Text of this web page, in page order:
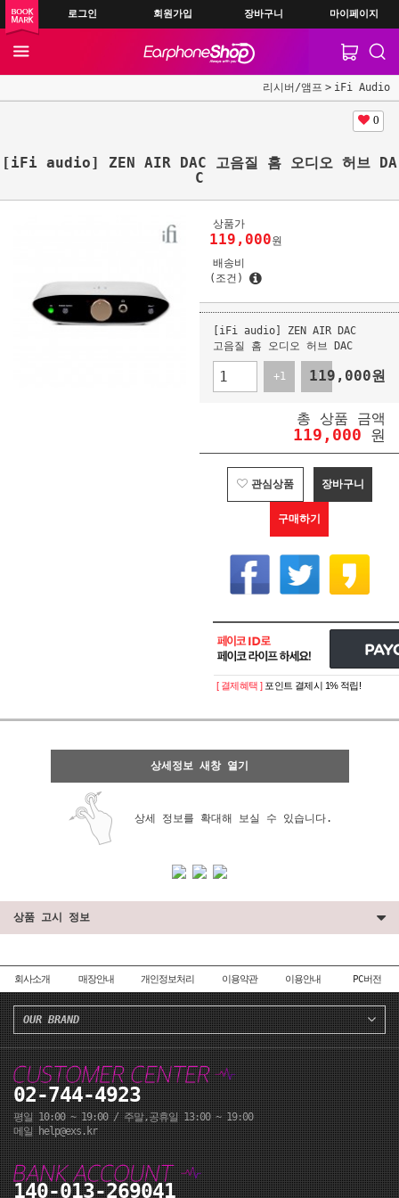
로그인 회원가입 장바구니 마이페이지
리시버/앰프 iFi Audio
0
[iFi audio] ZEN AIR DAC 고음질 홈 오디오 허브 DA
C
상품가
119,000원
배송비
(조건)
[iFi audio] ZEN AIR DAC
고음질 홈 오디오 허브 DAC
+1 -1
119,000원
총 상품 금액
119,000 원
관심상품 장바구니
구매하기
페이코 ID로 페이코
[ 결제혜택 ] 포인트 결제시 1% 적립!
상세정보 새창 열기
상세 정보를 확대해 보실 수 있습니다.
상품 고시 정보
회사소개 매장안내 개인정보처리 이용약관 이용안내 PC버전
OUR BRAND
02-744-4923
평일 10:00 ~ 19:00 / 주말,공휴일 13:00 ~ 19:00
메일 help@exs.kr
140-013-269041